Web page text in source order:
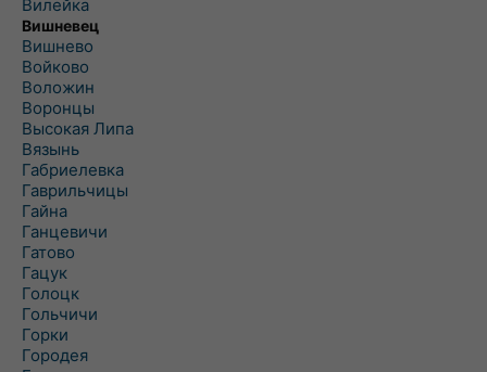
Вилейка
Вишневец
Вишнево
Войково
Воложин
Воронцы
Высокая Липа
Вязынь
Габриелевка
Гаврильчицы
Гайна
Ганцевичи
Гатово
Гацук
Голоцк
Гольчичи
Горки
Городея